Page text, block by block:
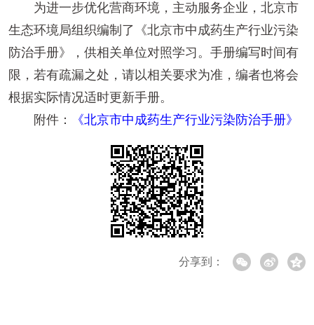
为进一步优化营商环境，主动服务企业，北京市
生态环境局组织编制了《北京市中成药生产行业污染
防治手册》，供相关单位对照学习。手册编写时间有
限，若有疏漏之处，请以相关要求为准，编者也将会
根据实际情况适时更新手册。
附件：
《北京市中成药生产行业污染防治手册》
分享到：